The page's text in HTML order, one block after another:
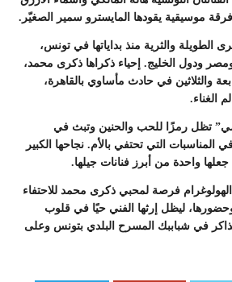
موسيقية يقودها المايسترو سمير الصغيّر.
والثرية منذ بداياتها في تونس،
ومصر ودول الخليج. إحياء ذكراها ذكرى محمد،
والثلاثين في حادث مأساوي بالقاهرة،
الغناء.
تظل رمزًا للحب والحنين وتبث في
المناسبات التي تحتفي بالأم. نجاحها الكبير
واحدة من أبرز فنانات جيلها.
فرصة لمحبي ذكرى محمد للاحتفاء
ليظل إرثها الفني حيًا في قلوب
في شباببك المسرح البلدي بتونس وعلى